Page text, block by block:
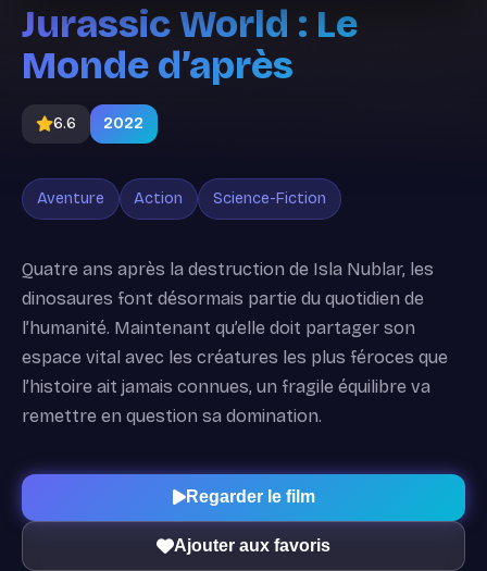
Jurassic World : Le
Monde d’après
6.6 2022
Aventure Action Science-Fiction
Quatre ans après la destruction de Isla Nublar, les
dinosaures font désormais partie du quotidien de
l’humanité. Maintenant qu’elle doit partager son
espace vital avec les créatures les plus féroces que
l’histoire ait jamais connues, un fragile équilibre va
remettre en question sa domination.
Regarder le film
Ajouter aux favoris